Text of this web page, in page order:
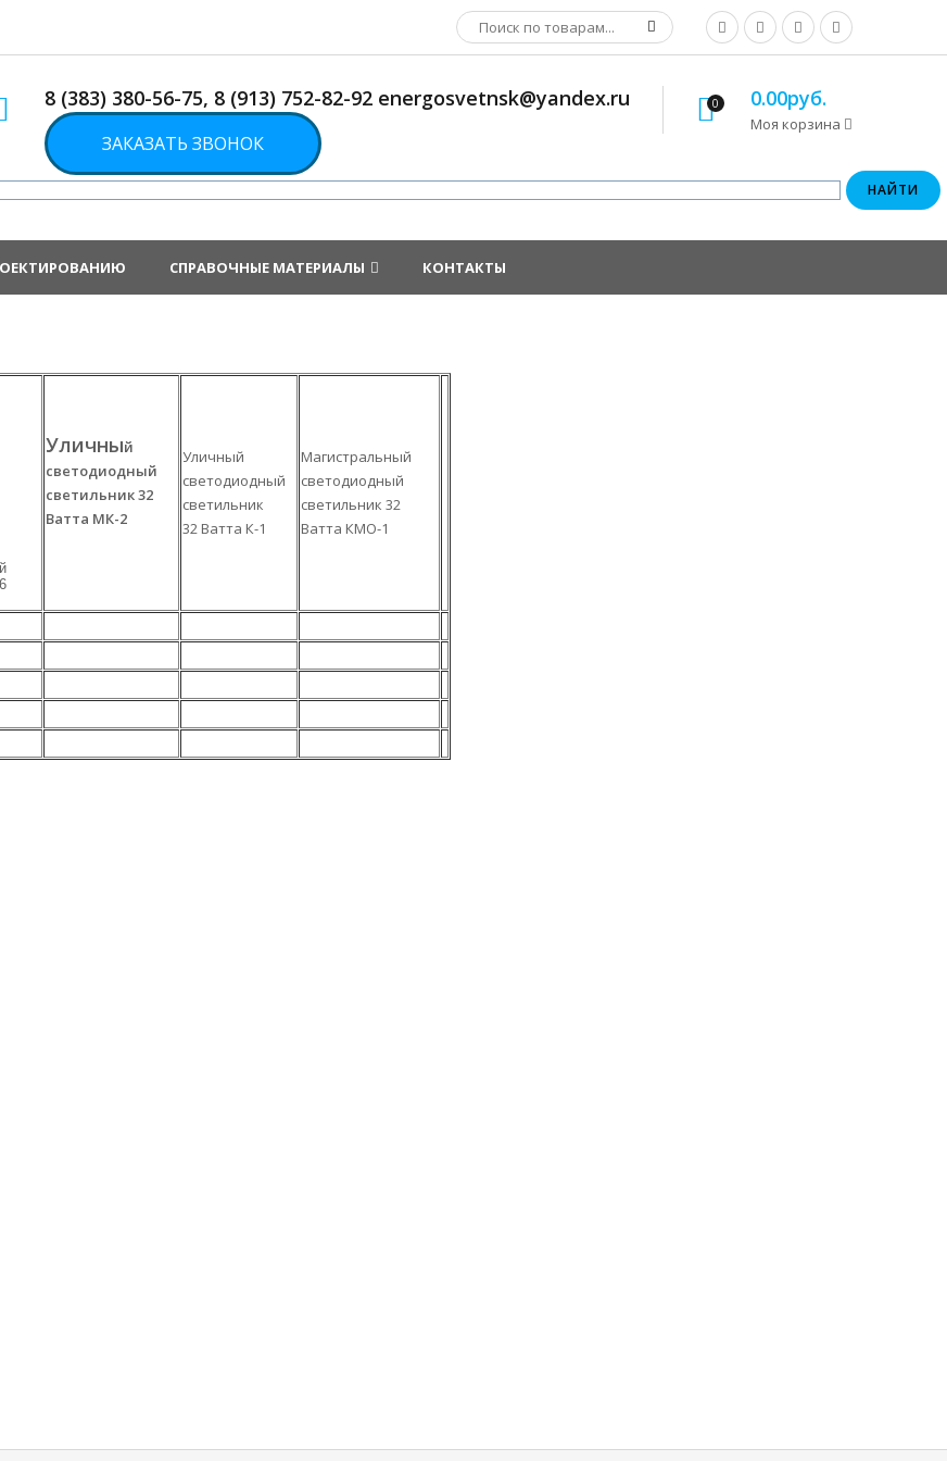
8 (383) 380-56-75, 8 (913) 752-82-92 energosvetnsk@yandex.ru
ЗАКАЗАТЬ ЗВОНОК
0 0.00руб.
Моя корзина
СПРАВОЧНЫЕ МАТЕРИАЛЫ КОНТАКТЫ
Уличный
светодиодный
светильник 32
Ватта МК-2
Уличный
светодиодный
светильник
32 Ватта К-1
Магистральный
светодиодный
светильник 32
Ватта КМО-1